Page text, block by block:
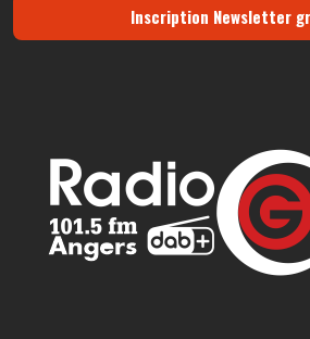
Inscription Newsletter